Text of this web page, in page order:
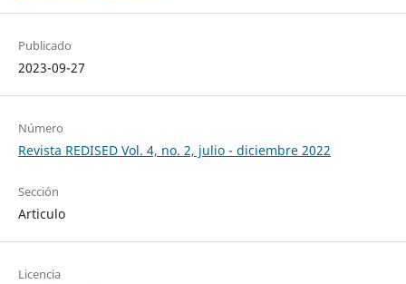
Publicado
2023-09-27
Número
Revista REDISED Vol. 4, no. 2, julio - diciembre 2022
Sección
Articulo
Licencia